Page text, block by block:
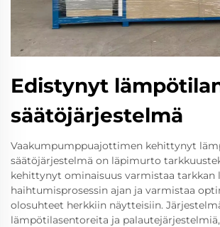
Edistynyt
säätöjärjestelmä
Vaakumpumppuajottimen kehittynyt
säätöjärjestelmä on läpimurto
kehittynyt ominaisuus varmistaa tarkkan
haihtumisprosessin ajan ja varmistaa
olosuhteet herkkiin näytteisiin.
lämpötilasentoreita ja